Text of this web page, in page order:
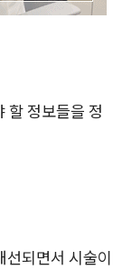
할 정보들을 정
선되면서 시술이